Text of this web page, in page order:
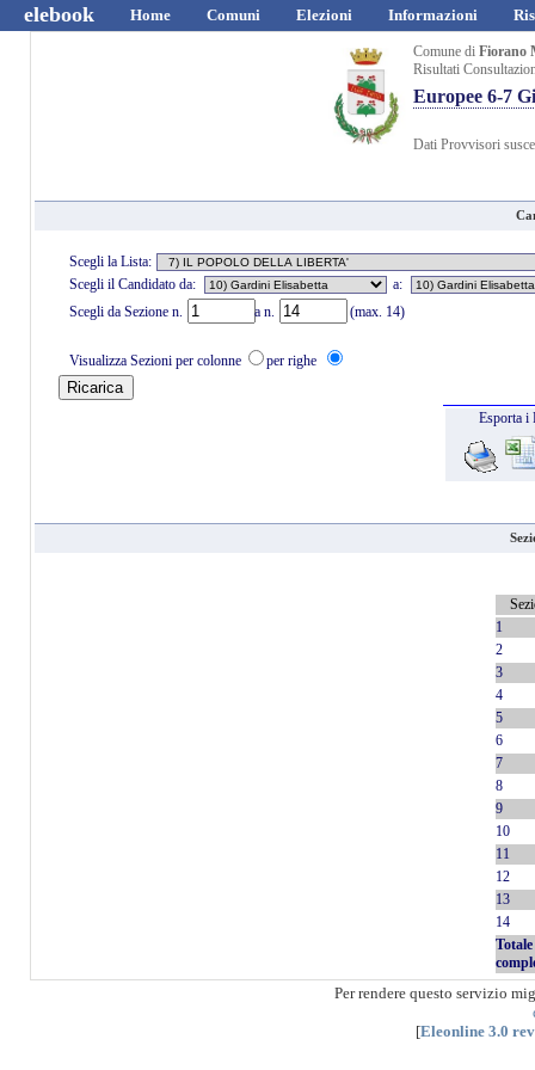
elebook Home Comuni Elezioni Informazioni
Comune di Fiorano
Risultati
Europee 6-7
Dati Provvisori
Scegli la Lista:
Scegli il Candidato da:
a:
Scegli da Sezione n.
a n. (max. 14)
Visualizza Sezioni per colonne per righe
Esporta i
1
2
3
4
5
6
7
8
9
10
11
12
13
14
Totale
Per rendere questo servizio
[Eleonline 3.0